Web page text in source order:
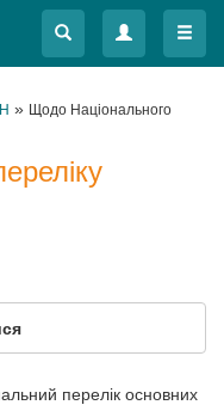
Меню
Меню
» Щодо Національного
перелік основних